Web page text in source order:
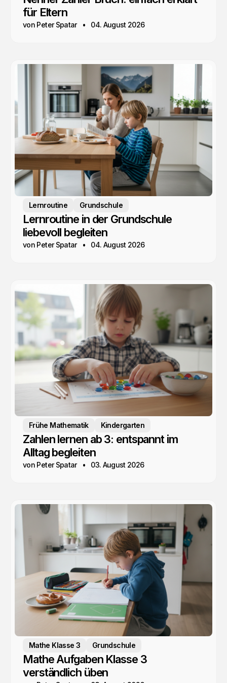
für Eltern
von Peter Spatar 04. August 2026
Lernroutine Grundschule
Lernroutine in der Grundschule
liebevoll begleiten
von Peter Spatar 04. August 2026
Frühe Mathematik Kindergarten
Zahlen lernen ab 3: entspannt im
Alltag begleiten
von Peter Spatar 03. August 2026
Mathe Klasse 3 Grundschule
Mathe Aufgaben Klasse 3
verständlich üben